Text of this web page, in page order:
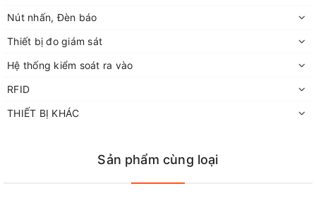
Nút nhấn, Đèn báo
Thiết bị đo giám sát
Hệ thống kiểm soát ra vào
RFID
THIẾT BỊ KHÁC
Sản phẩm cùng loại